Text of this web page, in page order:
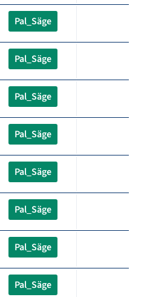
Pal_Säge
Pal_Säge
Pal_Säge
Pal_Säge
Pal_Säge
Pal_Säge
Pal_Säge
Pal_Säge